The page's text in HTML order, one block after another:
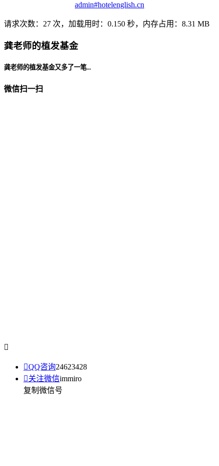
admin#hotelenglish.cn
请求次数：27 次，加载用时：0.150 秒，内存占用：8.31 MB
龚老师的植发基金
龚老师的植发基金又多了一笔...
微信扫一扫

QQ咨询24623428
关注微信immiro
复制微信号